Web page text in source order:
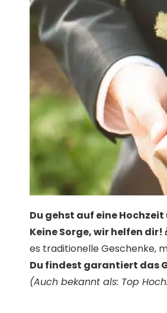
Du gehst auf eine
Keine Sorge, wir helfen dir!
es traditionelle Geschenke,
Du findest garantiert das
(Auch bekannt als: Top